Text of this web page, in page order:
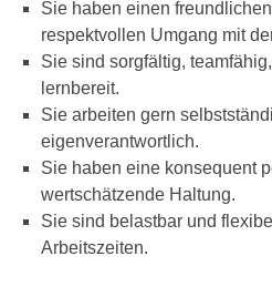
Sie haben einen
respektvollen Umgang mit
Sie sind sorgfältig,
lernbereit.
Sie arbeiten gern
eigenverantwortlich.
Sie haben eine konsequent
wertschätzende Haltung.
Sie sind belastbar und
Arbeitszeiten.